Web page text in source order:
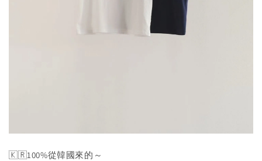
🇰🇷100%從韓國來的～